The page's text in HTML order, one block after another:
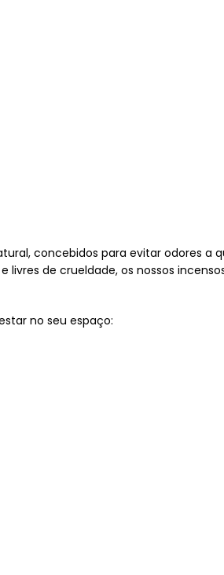
concebidos para evitar odores a
livres de crueldade, os nossos
no seu espaço: